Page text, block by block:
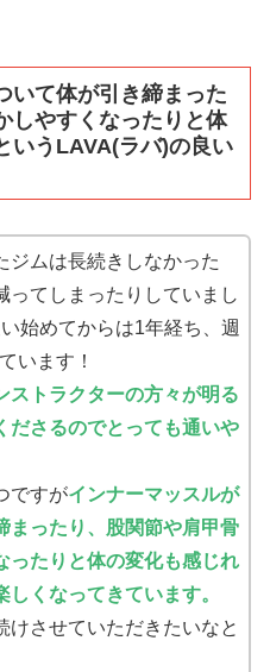
いて体が引き締まった
しやすくなったりと体
いうLAVA(ラバ)の良い
ジムは長続きしなかった
ってしまったりしていまし
始めてからは1年経ち、週
います！
ストラクターの方々が明る
ださるのでとっても通いや
ですがインナーマッスルが
まったり、股関節や肩甲骨
ったりと体の変化も感じれ
くなってきています。
けさせていただきたいなと